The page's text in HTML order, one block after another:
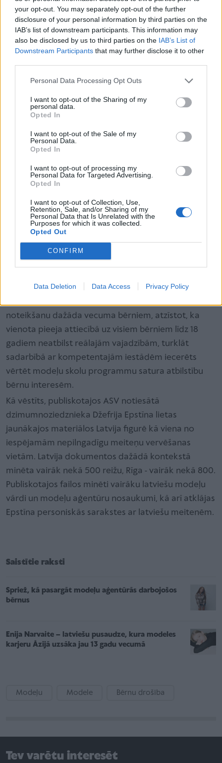
your opt-out. You may separately opt-out of the further
disclosure of your personal information by third parties on the
IAB’s list of downstream participants. This information may
also be disclosed by us to third parties on the IAB’s List of
Downstream Participants that may further disclose it to other
Personal Data Processing Opt Outs
I want to opt-out of the Sharing of my
personal data.
Opted In
I want to opt-out of the Sale of my
Personal Data.
Opted In
I want to opt-out of processing my
Personal Data for Targeted Advertising.
Opted In
I want to opt-out of Collection, Use,
Retention, Sale, and/or Sharing of my
Personal Data that Is Unrelated with the
Purposes for which it was collected.
Opted Out
CONFIRM
Data Deletion Data Access Privacy Policy
līdzvērtīgus bērnu aizsardzības standartus, šāda
sadarbība var radīt būtiskus riskus. Tāpēc
turpmākajā sadarbībā ar nozari ir vērtējama prasība
par ārvalstu sadarbības partneru atbilstības
regulējums, tostarp noteikumi par bērnu iesaistīšanu
ar ārējā izskata demonstrēšanu saistītos
pasākumos, Filipsone skaidrojusi, ka regulējuma
pārskatīšana ir uzdevums, kas skar vairākas nozares
jautājumā patlaban ir uzņēmies BAC sadarbībā ar LM
un Valsts policiju, taču LM paredz gan nozares
pārstāvju, gan citu atbildīgo ministriju un institūciju
iesaisti atbilstoši darbības jomai.
Vīzija par turpmāko regulējumu iezīmējas vairākos
virzienos, skaidrojusi Filipsone. Vērtējama modeļu
skolas un modeļu aģentūras darbības skaidra
darbības raksturs un riski bērnu aizsardzībai atšķiras.
noteikšanu dažāda vecuma bērniem, atzīstot, ka
vienota pieeja attiecībā uz visiem bērniem līdz 18
gadiem neatbilst reālajām vajadzībām, turklāt
sadarbībā ar kompetentajām iestādēm iecerēts
vērtēt modeļu skolu programmu satura atbilstību
bērnu interesēm.
Kā vēstīts, publiskotajos ASV notiesātā
dzimumnoziedznieka Džefrija Epstīna lietas
jaunākajos materiālos Latvija figurē kā viena no
iespējamām nepilngadīgu meiteņu vervēšanas
vietām. Latvija dokumentos dažādā kontekstā
minēta vairāk nekā 500 reižu, Rīga - vairāk nekā 800.
Publiskotajos failos minēti vairāku latviešu modeļu
vārdi un modeļu aģentūru nosaukumi, kā arī atklājas
Epstīna personiskās sarakstes ar latviešu meitenēm.
Saistītie raksti
Spriež, kā pasargāt modeļu aģentūrās darbojošos
bērnus
Enija Narvaite – latviešu pusaudze, kura modeles
karjeru Āzijā uzsāka jau 13 gadu vecumā
Modeļu Modele Bērnu drošība
Tev varētu interesēt